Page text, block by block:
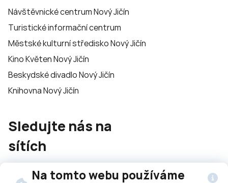
Na tomto webu používáme
Návštěvnické centrum Nový Jičín
Turistické informační centrum
Městské kulturní středisko Nový Jičín
Kino Květen Nový Jičín
Beskydské divadlo Nový Jičín
Knihovna Nový Jičín
Sledujte nás na
sítích